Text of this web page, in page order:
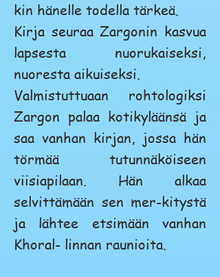
kin hänelle todella tärkeä.
Kirja seuraa Zargonin kasvua
lapsesta nuorukaiseksi,
nuoresta aikuiseksi.
Valmistuttuaan rohtologiksi
Zargon palaa kotikyläänsä ja
saa vanhan kirjan, jossa hän
törmää tutunnäköiseen
viisiapilaan. Hän alkaa
selvittämään sen mer-kitystä
ja lähtee etsimään vanhan
Khoral- linnan raunioita.